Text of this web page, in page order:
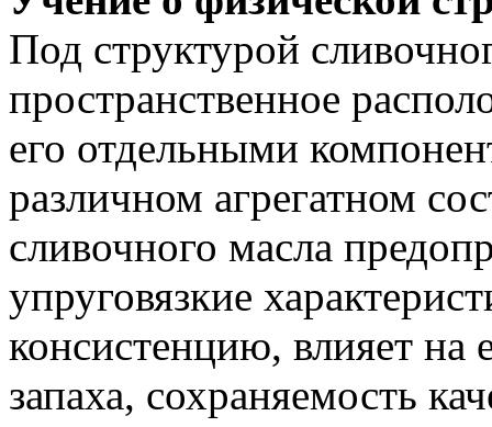
Под структурой
пространственное
его отдельными
различном агрегатном
сливочного масла
упруговязкие
консистенцию, влияет на
запаха, сохраняемость